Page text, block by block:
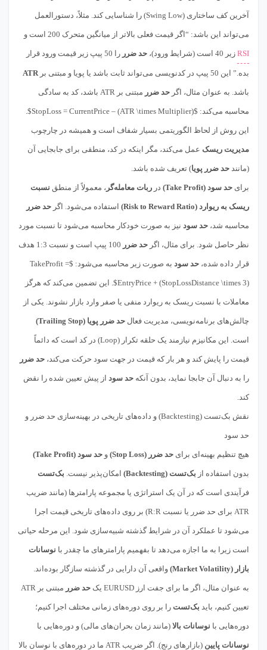
آخرین کف ساختاری (Swing Low) را شناسایی کند. مثلاً، دستورالعمل
می‌تواند این باشد: “اگر قیمت فعلی بالاتر از میانگین متحرک 200 است و
RSI زیر 40 است (شرایط ورود)، حد ضرر را 50 پیپ زیر قیمت ورود قرار
بده.” این 50 پیپ در کدنویسی می‌تواند ثابت باشد یا پویا و مبتنی بر ATR
باشد. به عنوان مثال، اگر حد ضرر مبتنی بر ATR باشد، کد به سادگی
محاسبه می‌کند: $StopLoss = CurrentPrice – (ATR \times Multiplier)$.
این روش از لحاظ الگوریتمی بسیار شفاف است و همیشه در چارچوب
مدیریت ریسک عمل می‌کند، مگر اینکه در کد، منطقی برای جابجایی آن
(مانند حد ضرر پویا) تعریف شده باشد.
برای حد سود (Take Profit) در ربات معامله‌گر ، معمولاً از منطق نسبت
ریسک به ریوارد (Risk to Reward Ratio) استفاده می‌شود. اگر حد ضرر
محاسبه شد، حد سود نیز به صورت خودکار محاسبه می‌شود تا نسبت مورد
نظر حاصل شود. برای مثال، اگر حد ضرر 100 پیپ است و نسبت 1:3 هدف
قرار داده شده، حد سود به صورت زیر محاسبه می‌شود: $TakeProfit =
EntryPrice + (StopLossDistance \times 3)$. این تضمین می‌کند که هرگز
معاملات با نسبت ریسک به ریوارد منفی یا صفر وارد بازار نشوند. یکی از
چالش‌های برنامه‌نویسی، مدیریت فعال حد ضرر پویا (Trailing Stop)
است. این مکانیزم نیازمند یک حلقه تکرار (Loop) در کد است که دائماً
قیمت را پایش کند و هر بار که قیمت در جهت سود حرکت می‌کند، حد ضرر
را به دنبال آن جابجا نماید، بدون آنکه حد سود از پیش تعیین شده را نقض
کند.
نقش بک‌تست (Backtesting) و داده‌های تاریخی در بهینه‌سازی حد ضرر و
حد سود
هیچ تنظیم بهینه‌ای برای حد ضرر (Stop Loss) و حد سود (Take Profit)
بدون استفاده از بک‌تست (Backtesting) امکان‌پذیر نیست. بک‌تست
فرآیندی است که در آن یک استراتژی یا مجموعه پارامترها (مانند ضریب
ATR برای حد ضرر یا نسبت R:R) بر روی داده‌های تاریخی قیمت اجرا
می‌شود تا عملکرد آن در شرایط گذشته شبیه‌سازی شود. این مرحله حیاتی
است زیرا به ما اجازه می‌دهد تا بفهمیم پارامترهای ما چقدر با نوسانات
بازار (Market Volatility) واقعی آن دارایی در گذشته سازگار بوده‌اند.
به عنوان مثال، اگر ما برای جفت ارز EURUSD یک حد ضرر مبتنی بر ATR
تعیین کنیم، باید بک‌تست را بر روی دوره‌های زمانی مختلف اجرا کنیم؛
دوره‌هایی با نوسانات بالا (مانند زمان بحران‌های مالی) و دوره‌هایی با
نوسانات پایین (بازارهای رنج). اگر ضریب ATR ما در دوره‌های با نوسان بالا